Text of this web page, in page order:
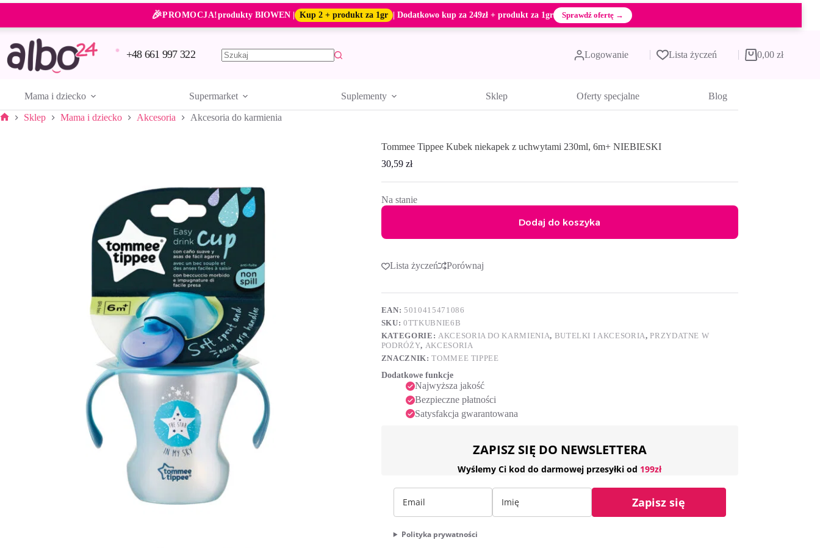
Przejdź
treści
🎉PROMOCJA!produkty BIOWEN | Kup 2 + produkt za 1gr | Dodatkowo kup za 249zł + produkt za 1gr Sprawdź ofertę →
+48 661 997 322 Logowanie Lista życzeń Koszyk
0,00 zł
Mama i dziecko Supermarket Suplementy Sklep Oferty specjalne Blog
Sklep Mama i dziecko Akcesoria Akcesoria do karmienia
Tommee Tippee Kubek niekapek z uchwytami 230ml, 6m+ NIEBIESKI
30,59 zł
Na stanie
Dodaj do koszyka
t
a
t
i
v
e
Lista życzeń Porównaj
EAN:5010415471086
SKU:0TTKUBNIE6B
KATEGORIE: AKCESORIA DO KARMIENIA, BUTELKI I AKCESORIA,PRZYDATNE W
PODRÓŻY, AKCESORIA
ZNACZNIK:TOMMEE TIPPEE
Dodatkowe funkcje
Najwyższa jakość
Bezpieczne płatności
Satysfakcja gwarantowana
ZAPISZ SIĘ DO NEWSLETTERA
Wyślemy Ci kod do darmowej przesyłki od 199zł
Zapisz się
Polityka prywatności